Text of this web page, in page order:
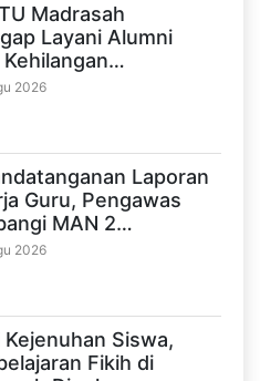
Madrasah
Layani Alumni
2026
Laporan
Guru, Pengawas
MAN 2…
2026
Kejenuhan Siswa,
Fikih di